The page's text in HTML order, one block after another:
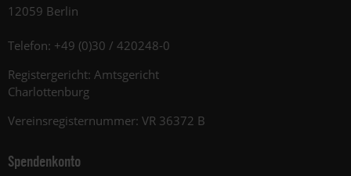
12059 Berlin
Telefon: +49 (0)30 / 420248-0
Registergericht: Amtsgericht
Charlottenburg
Vereinsregisternummer: VR 36372 B
Spendenkonto